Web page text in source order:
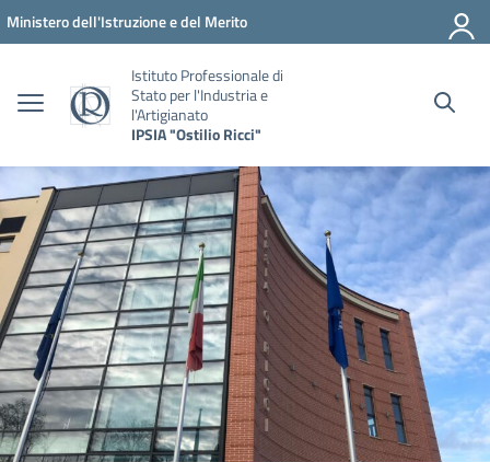
Vai ai contenuti
Vai al menu di navigazione
Vai al footer
Ministero dell'Istruzione e del Merito
Istituto Professionale di
Stato per l'Industria e
l'Artigianato
IPSIA "Ostilio Ricci"